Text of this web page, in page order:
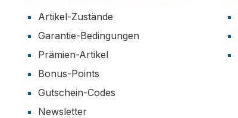
Artikel-Zustände
Garantie-Bedingungen
Prämien-Artikel
Bonus-Points
Gutschein-Codes
Newsletter